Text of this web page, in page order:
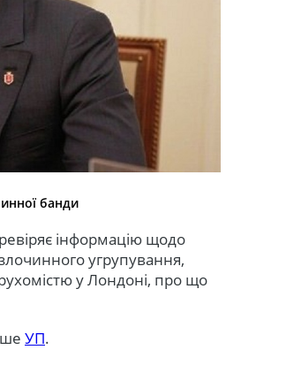
банди
інформацію щодо
угрупування,
у Лондоні, про що
УП.